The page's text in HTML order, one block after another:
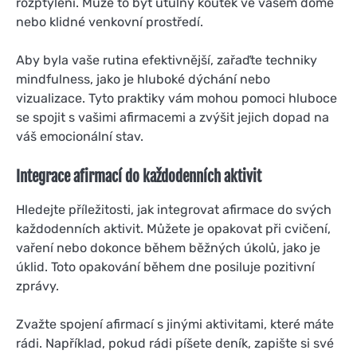
nebo klidné venkovní prostředí.
Aby byla vaše rutina efektivnější, zařaďte techniky
mindfulness, jako je hluboké dýchání nebo
vizualizace. Tyto praktiky vám mohou pomoci hluboce
se spojit s vašimi afirmacemi a zvýšit jejich dopad na
váš emocionální stav.
Integrace afirmací do každodenních aktivit
Hledejte příležitosti, jak integrovat afirmace do svých
každodenních aktivit. Můžete je opakovat při cvičení,
vaření nebo dokonce během běžných úkolů, jako je
úklid. Toto opakování během dne posiluje pozitivní
zprávy.
Zvažte spojení afirmací s jinými aktivitami, které máte
rádi. Například, pokud rádi píšete deník, zapište si své